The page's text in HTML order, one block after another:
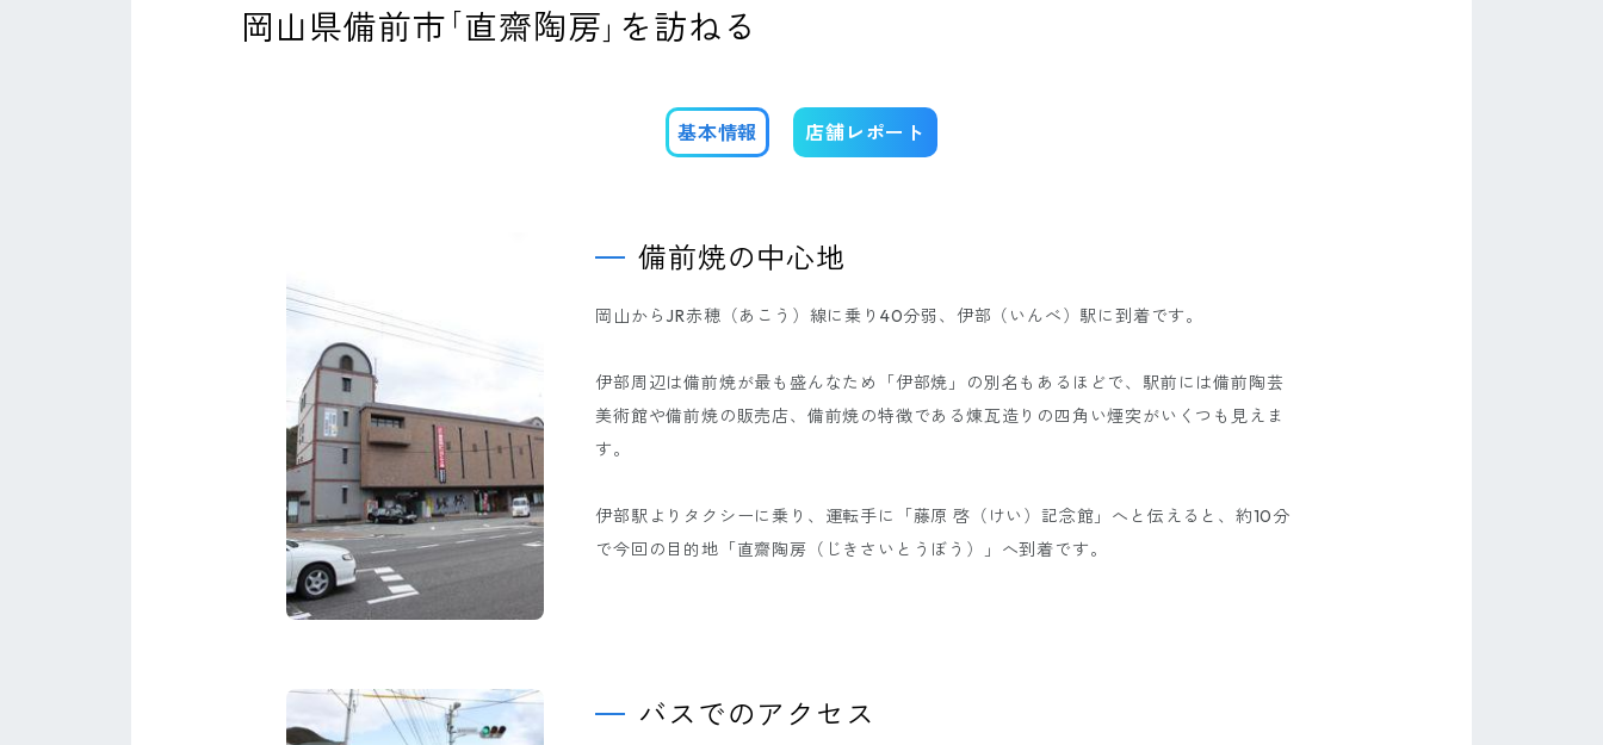
岡山県備前市｢直齋陶房｣を訪ねる
基本情報 店舗レポート
備前焼の中心地
岡山からJR赤穂（あこう）線に乗り40分弱、伊部（いんべ）駅に到着です。
伊部周辺は備前焼が最も盛んなため「伊部焼」の別名もあるほどで、駅前には備前陶芸
美術館や備前焼の販売店、備前焼の特徴である煉瓦造りの四角い煙突がいくつも見えま
す。
伊部駅よりタクシーに乗り、運転手に「藤原 啓（けい）記念館」へと伝えると、約10分
で今回の目的地「直齋陶房（じきさいとうぼう）」へ到着です。
バスでのアクセス